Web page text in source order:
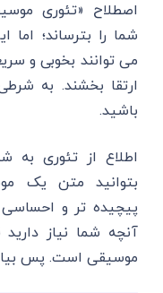
اصطلاح «تئوری
شما را بترساند؛ اما
می توانند بخوبی و
ارتقا بخشند. به
باشید.
اطلاع از تئوری
بتوانید متن یک
پیچیده تر و
آنچه شما نیاز
موسیقی است. پس